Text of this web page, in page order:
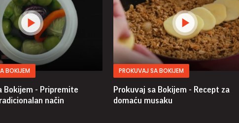
BOKIJEM
Bokijem - Pripremite
način
PROKUVAJ SA BOKIJEM
Prokuvaj sa Bokijem - Recept za
domaću musaku